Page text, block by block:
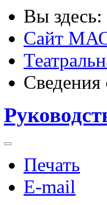
Вы здесь:
Сайт
Печать
E-mail